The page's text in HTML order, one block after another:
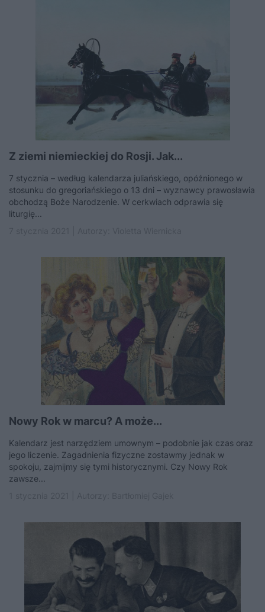
Z ziemi niemieckiej do Rosji. Jak...
7 stycznia – według kalendarza juliańskiego, opóźnionego w
stosunku do gregoriańskiego o 13 dni – wyznawcy prawosławia
obchodzą Boże Narodzenie. W cerkwiach odprawia się
liturgię...
Nowy Rok w marcu? A może...
Kalendarz jest narzędziem umownym – podobnie jak czas oraz
jego liczenie. Zagadnienia fizyczne zostawmy jednak w
spokoju, zajmijmy się tymi historycznymi. Czy Nowy Rok
zawsze...